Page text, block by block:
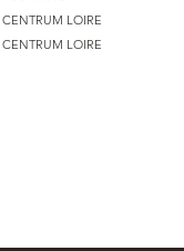
CENTRUM LOIRE
CENTRUM LOIRE